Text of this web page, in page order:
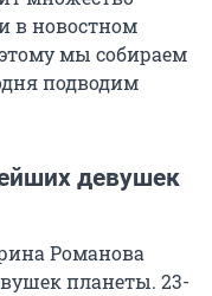
в новостном
мы собираем
подводим
девушек
Романова
планеты. 23-